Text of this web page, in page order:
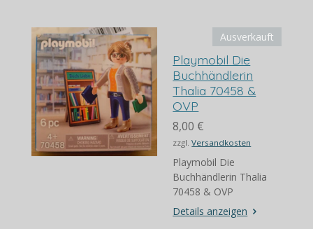
Ausverkauft
Playmobil Die
Buchhändlerin
Thalia 70458 &
OVP
8,00 €
zzgl.Versandkosten
Playmobil Die
Buchhändlerin Thalia
70458 & OVP
Details anzeigen